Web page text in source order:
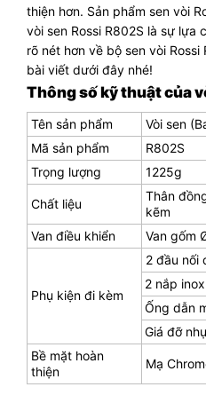
thiện hơn. Sản phẩm sen vòi
vòi sen Rossi R802S là sự
rõ nét hơn về bộ sen vòi
bài viết dưới đây nhé!
Thông số kỹ thuật của
Tên sản phẩm
Vòi sen
Mã sản phẩm
R802S
Trọng lượng
1225g
Chất liệu
Thân
kẽm
Van điều khiển
Van gốm
Phụ kiện đi kèm
2 đầu nối
2 nắp inox
Ống dẫn
Giá đỡ
Bề mặt hoàn
thiện
Mạ